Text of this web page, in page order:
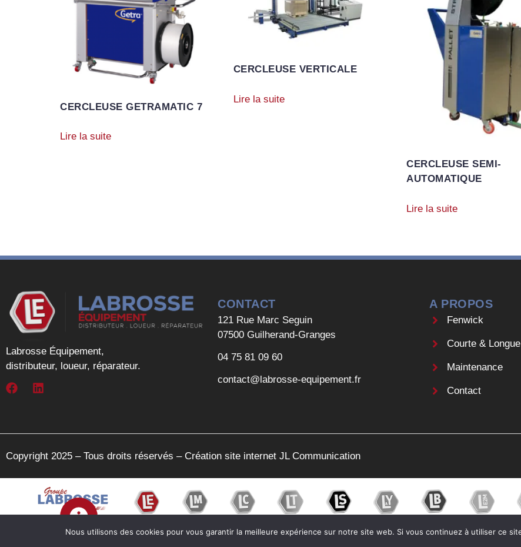
CERCLEUSE GETRAMATIC 7
Lire la suite
CERCLEUSE VERTICALE
Lire la suite
CERCLEUSE SEMI-
AUTOMATIQUE
Lire la suite
Labrosse Équipement,
distributeur, loueur, réparateur.
CONTACT
121 Rue Marc Seguin
07500 Guilherand-Granges
04 75 81 09 60
contact@labrosse-equipement.fr
A PROPOS
Fenwick
Courte &
Maintenance
Contact
Copyright 2025 – Tous droits réservés – Création site internet JL Communication
Nous utilisons des cookies pour vous garantir la meilleure expérience sur notre site web. Si vous continuez à utiliser ce